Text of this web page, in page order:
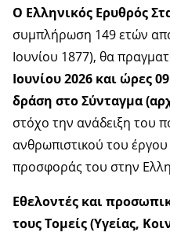
Ο Ελληνικός Ερυθρός
συμπλήρωση 149 ετών
Ιουνίου 1877), θα
Ιουνίου 2026 και ώρες
δράση στο Σύνταγμα
στόχο την ανάδειξη του
ανθρωπιστικού του έργου
προσφοράς του στην
Εθελοντές και
τους Τομείς (Υγείας,